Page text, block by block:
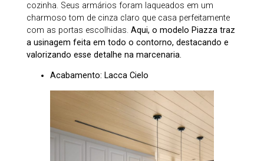
cozinha. Seus armários foram laqueados em um
charmoso tom de cinza claro que casa perfeitamente
com as portas escolhidas. Aqui, o modelo Piazza traz
a usinagem feita em todo o contorno, destacando e
valorizando esse detalhe na marcenaria.
Acabamento: Lacca Cielo